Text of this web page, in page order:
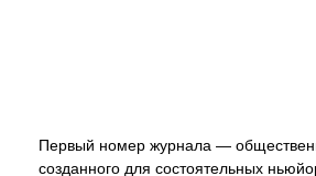
Первый номер журнала —
созданного для состоятельных